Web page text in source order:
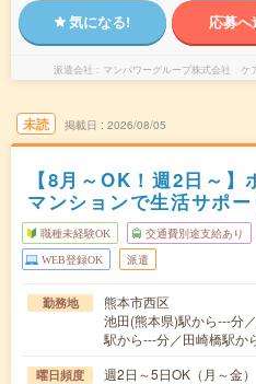
気になる! 応募へ
派遣会社 マンパワーグループ株式会社 ケ
未読 掲載日 2026/08/05
【8月～OK！週2日～
マンションで生活サポ
職種未経験OK 交通費別途支給あり
WEB登録OK 派遣
勤務地
熊本市西区
池田(熊本県)駅から---分
駅から---分／田崎橋駅か
曜日頻度 週2日～5日OK（月～